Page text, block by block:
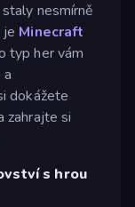
nesmírně
Minecraft
typ her vám
dokážete
zahrajte si
s hrou